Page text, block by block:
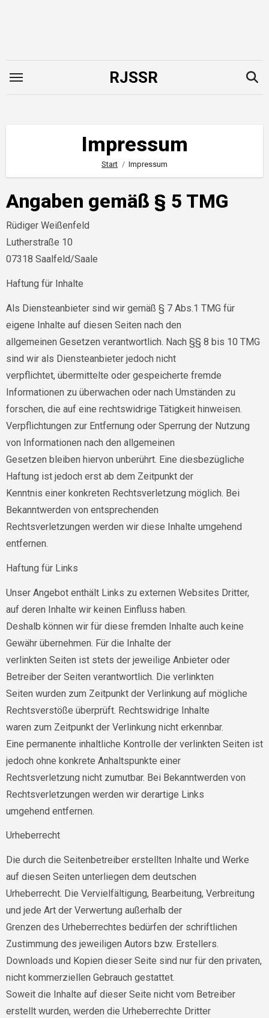
RJSSR
Impressum
Start Impressum
Angaben gemäß § 5 TMG
Rüdiger Weißenfeld
Lutherstraße 10
07318 Saalfeld/Saale
Haftung für Inhalte
Als Diensteanbieter sind wir gemäß § 7 Abs.1 TMG für
eigene Inhalte auf diesen Seiten nach den
allgemeinen Gesetzen verantwortlich. Nach §§ 8 bis 10 TMG
sind wir als Diensteanbieter jedoch nicht
verpflichtet, übermittelte oder gespeicherte fremde
Informationen zu überwachen oder nach Umständen zu
forschen, die auf eine rechtswidrige Tätigkeit hinweisen.
Verpflichtungen zur Entfernung oder Sperrung der Nutzung
von Informationen nach den allgemeinen
Gesetzen bleiben hiervon unberührt. Eine diesbezügliche
Haftung ist jedoch erst ab dem Zeitpunkt der
Kenntnis einer konkreten Rechtsverletzung möglich. Bei
Bekanntwerden von entsprechenden
Rechtsverletzungen werden wir diese Inhalte umgehend
entfernen.
Haftung für Links
Unser Angebot enthält Links zu externen Websites Dritter,
auf deren Inhalte wir keinen Einfluss haben.
Deshalb können wir für diese fremden Inhalte auch keine
Gewähr übernehmen. Für die Inhalte der
verlinkten Seiten ist stets der jeweilige Anbieter oder
Betreiber der Seiten verantwortlich. Die verlinkten
Seiten wurden zum Zeitpunkt der Verlinkung auf mögliche
Rechtsverstöße überprüft. Rechtswidrige Inhalte
waren zum Zeitpunkt der Verlinkung nicht erkennbar.
Eine permanente inhaltliche Kontrolle der verlinkten Seiten ist
jedoch ohne konkrete Anhaltspunkte einer
Rechtsverletzung nicht zumutbar. Bei Bekanntwerden von
Rechtsverletzungen werden wir derartige Links
umgehend entfernen.
Urheberrecht
Die durch die Seitenbetreiber erstellten Inhalte und Werke
auf diesen Seiten unterliegen dem deutschen
Urheberrecht. Die Vervielfältigung, Bearbeitung, Verbreitung
und jede Art der Verwertung außerhalb der
Grenzen des Urheberrechtes bedürfen der schriftlichen
Zustimmung des jeweiligen Autors bzw. Erstellers.
Downloads und Kopien dieser Seite sind nur für den privaten,
nicht kommerziellen Gebrauch gestattet.
Soweit die Inhalte auf dieser Seite nicht vom Betreiber
erstellt wurden, werden die Urheberrechte Dritter